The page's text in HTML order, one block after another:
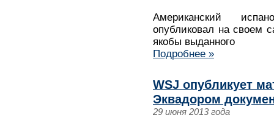
Американский
опубликовал на своем
якобы выданного
Подробнее »
WSJ опубликует
Эквадором
29 июня 2013 года